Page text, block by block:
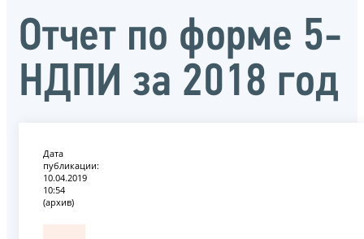
Отчет по форме 5-
НДПИ за 2018 год
Дата
публикации:
10.04.2019
10:54
(архив)